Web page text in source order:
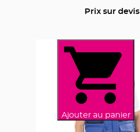
Prix sur devis
Ajouter au panier